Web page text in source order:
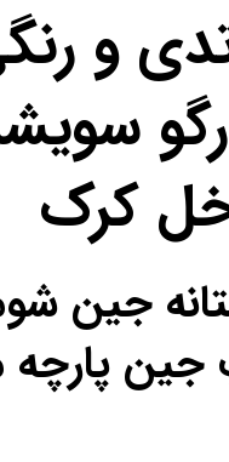
و
کرک
جین